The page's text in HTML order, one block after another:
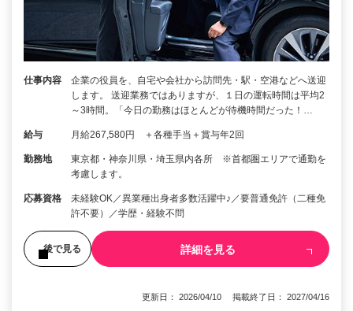
仕事内容
企業の役員を、自宅や会社から訪問先・駅・空港などへ送迎
します。 送迎業務ではありますが、１日の運転時間は平均2
～3時間。「今日の勤務はほとんどが待機時間だった！…
給与 月給267,580円 ＋各種手当＋賞与年2回
勤務地
東京都・神奈川県・埼玉県内各所 ※首都圏エリアで通勤を
考慮します。
応募資格
未経験OK／異業種出身者多数活躍中♪／要普通免許（二種免
許不要）／学歴・経験不問
後で見る 詳細を見る
更新日： 2026/04/10 掲載終了日： 2027/04/16